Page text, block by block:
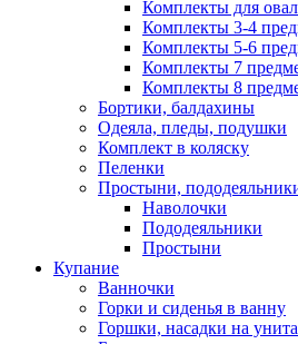
Комплекты для
Комплекты 3-4
Комплекты 5-6
Комплекты 7
Комплекты 8
Бортики, балдахины
Одеяла, пледы, подушки
Комплект в коляску
Пеленки
Простыни,
Наволочки
Пододеяльники
Простыни
Купание
Ванночки
Горки и сиденья в ванну
Горшки, насадки на